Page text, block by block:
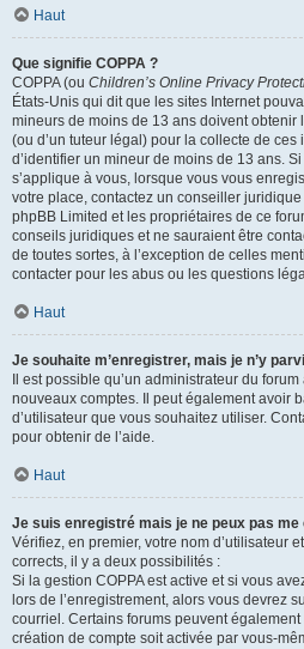
Haut
Que signifie COPPA ?
COPPA (ou Children’s Online Privacy
États-Unis qui dit que les sites Internet
mineurs de moins de 13 ans doivent obtenir
(ou d’un tuteur légal) pour la collecte de ces
d’identifier un mineur de moins de 13 ans.
s’applique à vous, lorsque vous vous
votre place, contactez un conseiller
phpBB Limited et les propriétaires de ce
conseils juridiques et ne sauraient être
de toutes sortes, à l’exception de celles
contacter pour les abus ou les questions
Haut
Je souhaite m’enregistrer, mais je n’y
Il est possible qu’un administrateur du
nouveaux comptes. Il peut également avoir
d’utilisateur que vous souhaitez utiliser.
pour obtenir de l’aide.
Haut
Je suis enregistré mais je ne peux pas me
Vérifiez, en premier, votre nom d’utilisateur
corrects, il y a deux possibilités :
Si la gestion COPPA est active et si vous
lors de l’enregistrement, alors vous devrez
courriel. Certains forums peuvent
création de compte soit activée par vous-